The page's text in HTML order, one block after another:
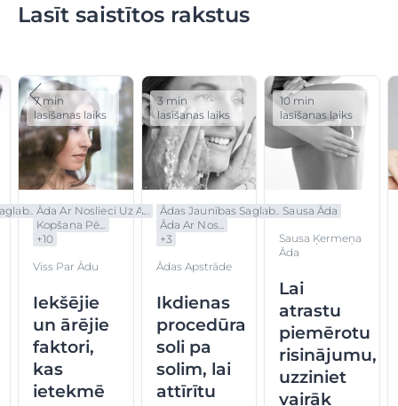
Lasīt saistītos rakstus
Āda Ar Noslieci Uz A...
Kopšana Pē...
+10
Viss Par Ādu
Iekšējie
un ārējie
faktori,
kas
ietekmē
7 min
lasīšanas laiks
Ādas Jaunības Saglab...
Āda Ar Nos...
+3
Ādas Apstrāde
Ikdienas
procedūra
soli pa
solim, lai
attīrītu
3 min
lasīšanas laiks
Sausa Āda
Sausa Ķermeņa
Āda
Lai
atrastu
piemērotu
risinājumu,
uzziniet
vairāk
10 min
lasīšanas laiks